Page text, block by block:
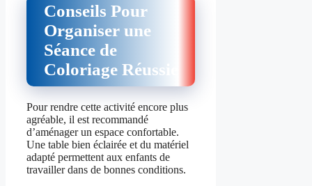
Conseils Pour
Organiser une
Séance de
Coloriage Réussie
Pour rendre cette activité encore plus
agréable, il est recommandé
d’aménager un espace confortable.
Une table bien éclairée et du matériel
adapté permettent aux enfants de
travailler dans de bonnes conditions.